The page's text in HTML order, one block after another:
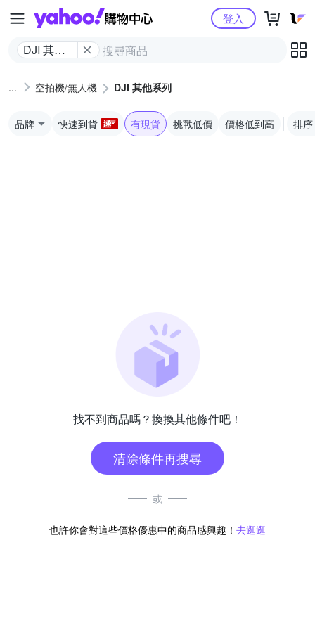
Yahoo購物中心
DJI 其他
登入
空拍機/無人機 DJI 其他系列
品牌 快速到貨 有現貨 挑戰低價 價格低到高 排序
找不到商品嗎？換換其他條件吧！
清除條件再搜尋
或
也許你會對這些價格優惠中的商品感興趣！ 去逛逛